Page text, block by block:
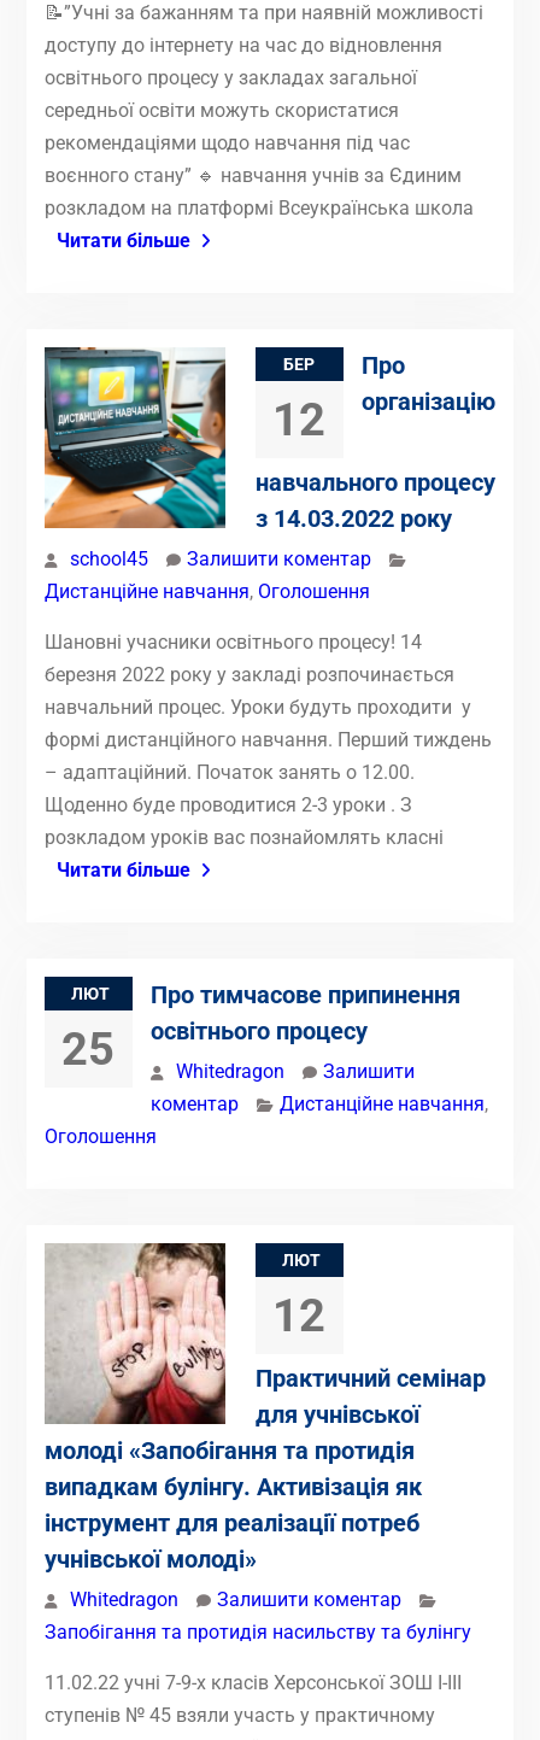
📝”Учні за бажанням та при наявній можливості
доступу до інтернету на час до відновлення
освітнього процесу у закладах загальної
середньої освіти можуть скористатися
рекомендаціями щодо навчання під час
воєнного стану” 🔹 навчання учнів за Єдиним
розкладом на платформі Всеукраїнська школа
Читати більше
БЕР
12
Про
організацію
навчального процесу
з 14.03.2022 року
school45
Залишити коментар
Дистанційне навчання, Оголошення
Шановні учасники освітнього процесу! 14
березня 2022 року у закладі розпочинається
навчальний процес. Уроки будуть проходити у
формі дистанційного навчання. Перший тиждень
– адаптаційний. Початок занять о 12.00.
Щоденно буде проводитися 2-3 уроки . З
розкладом уроків вас познайомлять класні
Читати більше
ЛЮТ
25
Про тимчасове припинення
освітнього процесу
Whitedragon
Залишити
коментар
Дистанційне навчання,
Оголошення
ЛЮТ
12
Практичний семінар
для учнівської
молоді «Запобігання та протидія
випадкам булінгу. Активізація як
інструмент для реалізації потреб
учнівської молоді»
Whitedragon
Залишити коментар
Запобігання та протидія насильству та булінгу
11.02.22 учні 7-9-х класів Херсонської ЗОШ І-ІІІ
ступенів № 45 взяли участь у практичному